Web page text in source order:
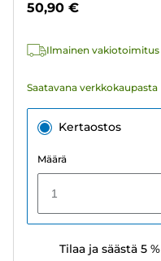
50,90 €
Ilmainen vakiotoimitus
Saatavana verkkokaupasta
Kertaostos
Määrä
1
Tilaa ja säästä 5 %